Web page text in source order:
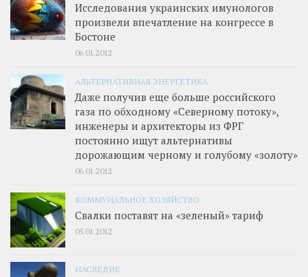
Исследования украинских имунологов
произвели впечатление на конгрессе в
Бостоне
06.01.2012
АЛЬТЕРНАТИВНАЯ ЭНЕРГЕТИКА
Даже получив еще больше российского
газа по обходному «Северному потоку»,
инженеры и архитекторы из ФРГ
постоянно ищут альтернативы
дорожающим черному и голубому «золоту»
06.01.2012
КОММУНАЛЬНОЕ ХОЗЯЙСТВО
Свалки поставят на «зеленый» тариф
05.01.2012
НАСЛЕДИЕ